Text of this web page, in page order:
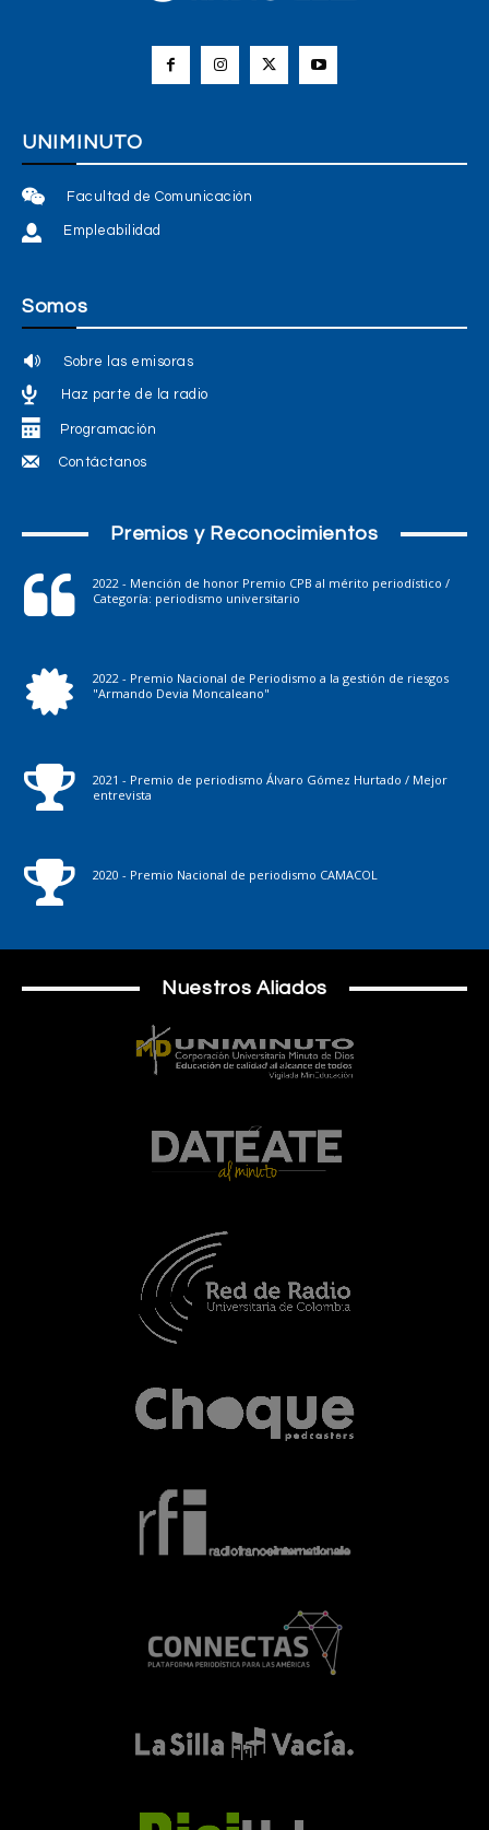
UNIMINUTO
Facultad de Comunicación
Empleabilidad
Somos
Sobre las emisoras
Haz parte de la radio
Programación
Contáctanos
Premios y Reconocimientos
2022 - Mención de honor Premio CPB al mérito periodístico /
Categoría: periodismo universitario
2022 - Premio Nacional de Periodismo a la gestión de riesgos
"Armando Devia Moncaleano"
2021 - Premio de periodismo Álvaro Gómez Hurtado / Mejor
entrevista
2020 - Premio Nacional de periodismo CAMACOL
Nuestros Aliados